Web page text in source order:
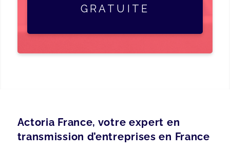
GRATUITE
Actoria France, votre expert en
transmission d’entreprises en France